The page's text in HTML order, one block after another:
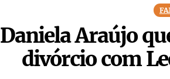
Daniela Araújo
divórcio com